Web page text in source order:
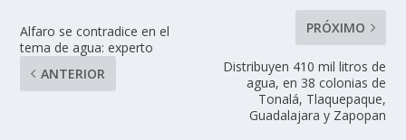
Alfaro se contradice en el
tema de agua: experto
ANTERIOR
PRÓXIMO
Distribuyen 410 mil litros de
agua, en 38 colonias de
Tonalá, Tlaquepaque,
Guadalajara y Zapopan